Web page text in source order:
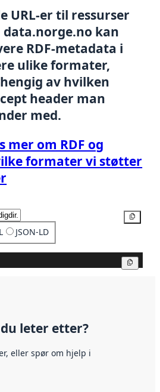
URL-er til ressurser
data.norge.no kan
RDF-metadata i
ulike formater,
av hvilken
header man
med.
mer om RDF og
formater vi støtter
JSON-LD
leter etter?
eller spør om hjelp i